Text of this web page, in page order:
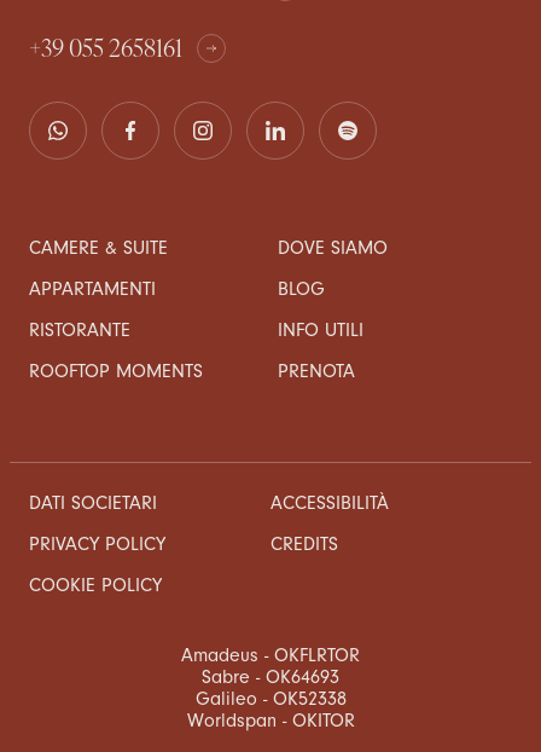
+39 055 2658161
CAMERE & SUITE
APPARTAMENTI
RISTORANTE
ROOFTOP MOMENTS
DOVE SIAMO
BLOG
INFO UTILI
PRENOTA
DATI SOCIETARI
PRIVACY POLICY
COOKIE POLICY
ACCESSIBILITÀ
CREDITS
Amadeus - OKFLRTOR
Sabre - OK64693
Galileo - OK52338
Worldspan - OKITOR